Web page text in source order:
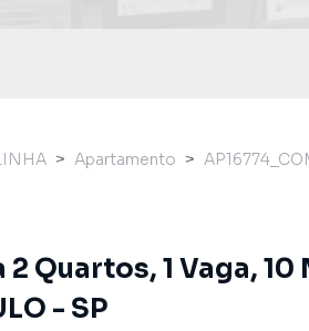
Apartamento
Quartos, 1 Vaga, 10
- SP